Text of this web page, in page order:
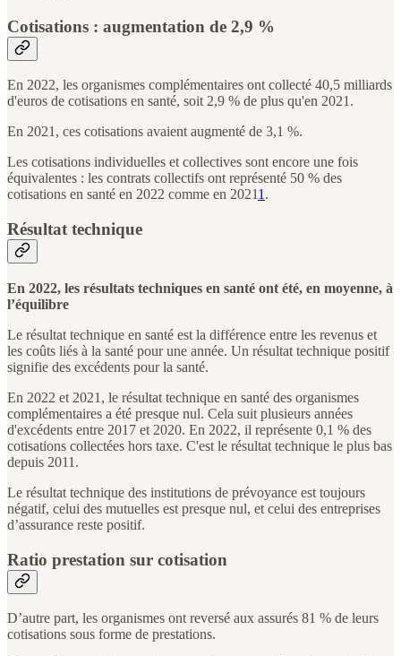
Cotisations : augmentation de 2,9 %
En 2022, les organismes complémentaires ont collecté 40,5 milliards
d'euros de cotisations en santé, soit 2,9 % de plus qu'en 2021.
En 2021, ces cotisations avaient augmenté de 3,1 %.
Les cotisations individuelles et collectives sont encore une fois
équivalentes : les contrats collectifs ont représenté 50 % des
cotisations en santé en 2022 comme en 20211.
Résultat technique
En 2022, les résultats techniques en santé ont été, en moyenne, à
l’équilibre
Le résultat technique en santé est la différence entre les revenus et
les coûts liés à la santé pour une année. Un résultat technique positif
signifie des excédents pour la santé.
En 2022 et 2021, le résultat technique en santé des organismes
complémentaires a été presque nul. Cela suit plusieurs années
d'excédents entre 2017 et 2020. En 2022, il représente 0,1 % des
cotisations collectées hors taxe. C'est le résultat technique le plus bas
depuis 2011.
Le résultat technique des institutions de prévoyance est toujours
négatif, celui des mutuelles est presque nul, et celui des entreprises
d’assurance reste positif.
Ratio prestation sur cotisation
D’autre part, les organismes ont reversé aux assurés 81 % de leurs
cotisations sous forme de prestations.